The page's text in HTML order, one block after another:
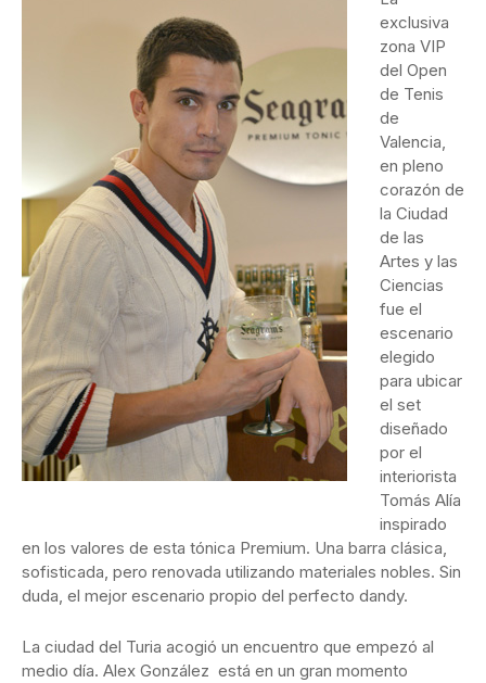
exclusiva
zona VIP
del Open
de Tenis
de
Valencia,
en pleno
corazón de
la Ciudad
de las
Artes y las
Ciencias
fue el
escenario
elegido
para ubicar
el set
diseñado
por el
interiorista
Tomás Alía
inspirado
en los valores de esta tónica Premium. Una barra clásica,
sofisticada, pero renovada utilizando materiales nobles. Sin
duda, el mejor escenario propio del perfecto dandy.
La ciudad del Turia acogió un encuentro que empezó al
medio día. Alex González está en un gran momento